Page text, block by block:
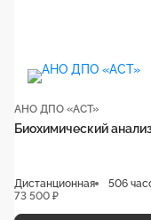
АНО ДПО «АСТ»
Биохимический
Дистанционная
506
73 500 ₽